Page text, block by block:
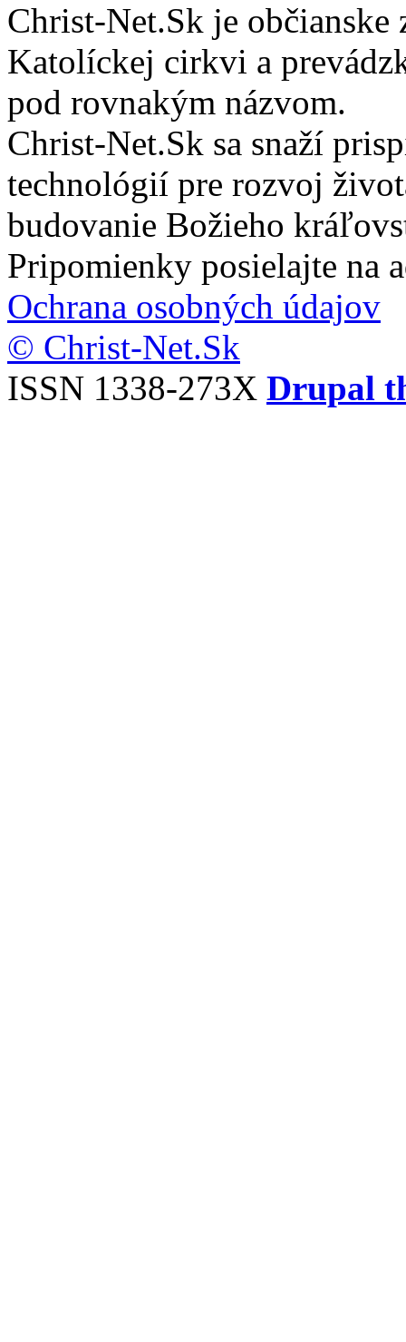
Christ-Net.Sk je
Katolíckej cirkvi a
pod rovnakým názvom.
Christ-Net.Sk sa snaží
technológií pre rozvoj
budovanie Božieho
Pripomienky posielajte na
Ochrana osobných údajov
© Christ-Net.Sk
ISSN 1338-273X Drupal